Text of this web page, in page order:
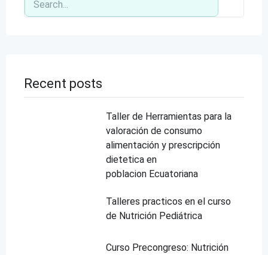
Recent posts
Taller de Herramientas para la
valoración de consumo
alimentación y prescripción
dietetica en
poblacion Ecuatoriana
Talleres practicos en el curso
de Nutrición Pediátrica
Curso Precongreso: Nutrición